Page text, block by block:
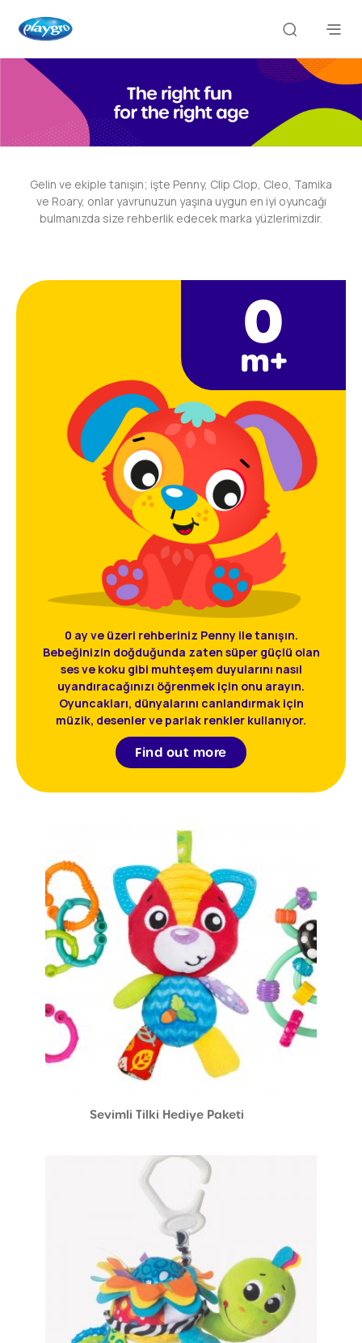
Gelin ve ekiple tanışın; işte Penny, Clip Clop, Cleo, Tamika
ve Roary, onlar yavrunuzun yaşına uygun en iyi oyuncağı
bulmanızda size rehberlik edecek marka yüzlerimizdir.
0
m+
0 ay ve üzeri rehberiniz Penny ile tanışın.
Bebeğinizin doğduğunda zaten süper güçlü olan
ses ve koku gibi muhteşem duyularını nasıl
uyandıracağınızı öğrenmek için onu arayın.
Oyuncakları, dünyalarını canlandırmak için
müzik, desenler ve parlak renkler kullanıyor.
Find out more
Sevimli Tilki Hediye Paketi